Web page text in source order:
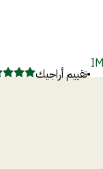
•تقييم أراجيك